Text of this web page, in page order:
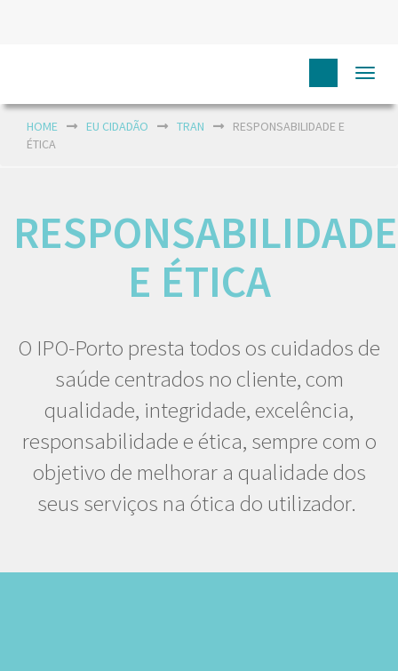
HOME EU CIDADÃO TRAN
RESPONSABILIDADE E
ÉTICA
RESPONSABILIDADE
E ÉTICA
O IPO-Porto presta todos os cuidados de
saúde centrados no cliente, com
qualidade, integridade, excelência,
responsabilidade e ética, sempre com o
objetivo de melhorar a qualidade dos
seus serviços na ótica do utilizador.